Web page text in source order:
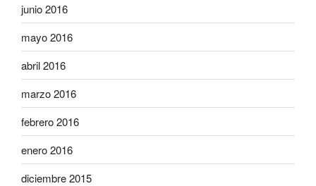
junio 2016
mayo 2016
abril 2016
marzo 2016
febrero 2016
enero 2016
diciembre 2015